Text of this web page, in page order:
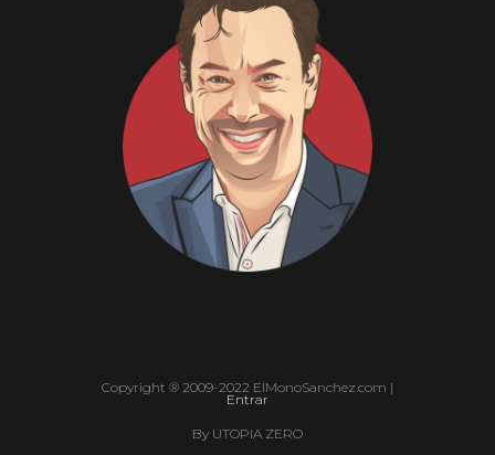
Copyright ® 2009-2022 ElMonoSanchez.com |
Entrar
By UTOPIA ZERO